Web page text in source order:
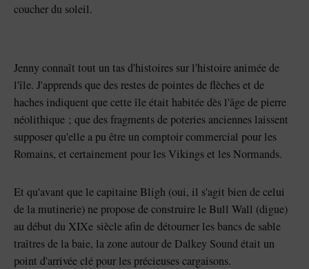
coucher du soleil.
Jenny connaît tout un tas d'histoires sur l'histoire animée de
l'île. J'apprends que des restes de pointes de flèches et de
haches indiquent que cette île était habitée dès l'âge de pierre
néolithique ; que des fragments de poteries anciennes laissent
supposer qu'elle a pu être un comptoir commercial pour les
Romains, et certainement pour les Vikings et les Normands.
Et qu'avant que le capitaine Bligh (oui, il s'agit bien de celui
de la mutinerie) ne propose de construire le Bull Wall (digue)
au début du XIXe siècle afin de détourner les bancs de sable
traîtres de la baie, la zone autour de Dalkey Sound était un
point d'arrivée clé pour les précieuses cargaisons.